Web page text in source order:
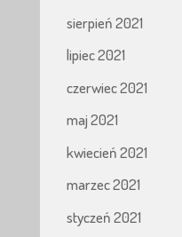
sierpień 2021
lipiec 2021
czerwiec 2021
maj 2021
kwiecień 2021
marzec 2021
styczeń 2021